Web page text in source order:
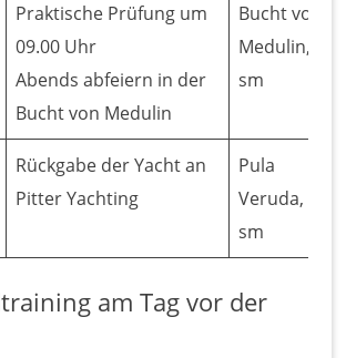
Praktische Prüfung um
09.00 Uhr
Abends abfeiern in der
Bucht von Medulin
Bucht von
Medulin, 16
sm
Rückgabe der Yacht an
Pitter Yachting
Pula
Veruda, 11
sm
am Tag vor der